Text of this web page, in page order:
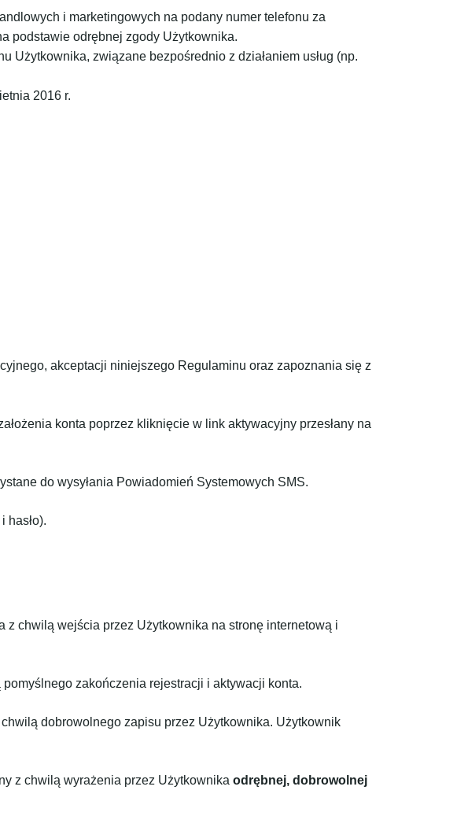
i marketingowych na podany numer telefonu za
podstawie odrębnej zgody Użytkownika.
Użytkownika, związane bezpośrednio z działaniem usług (np.
2016 r.
akceptacji niniejszego Regulaminu oraz zapoznania się z
konta poprzez kliknięcie w link aktywacyjny przesłany na
do wysyłania Powiadomień Systemowych SMS.
hasło).
chwilą wejścia przez Użytkownika na stronę internetową i
zakończenia rejestracji i aktywacji konta.
dobrowolnego zapisu przez Użytkownika. Użytkownik
z chwilą wyrażenia przez Użytkownika odrębnej, dobrowolnej